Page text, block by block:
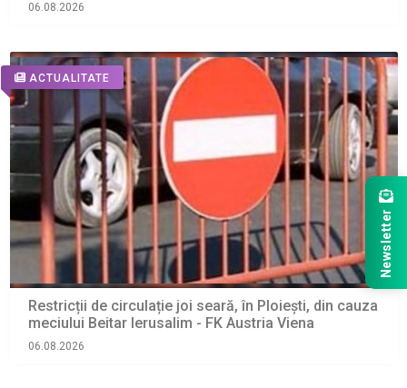
06.08.2026
ACTUALITATE
Restricții de circulație joi seară, în Ploiești, din cauza
meciului Beitar Ierusalim - FK Austria Viena
06.08.2026
Newsletter